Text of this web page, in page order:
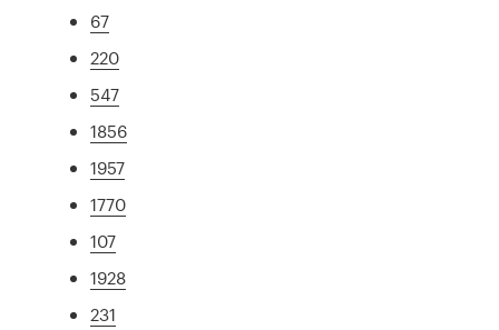
67
220
547
1856
1957
1770
107
1928
231